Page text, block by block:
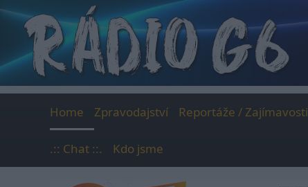
content
Home Zpravodajství Reportáže / Zajímavosti
.:: Chat ::. Kdo jsme